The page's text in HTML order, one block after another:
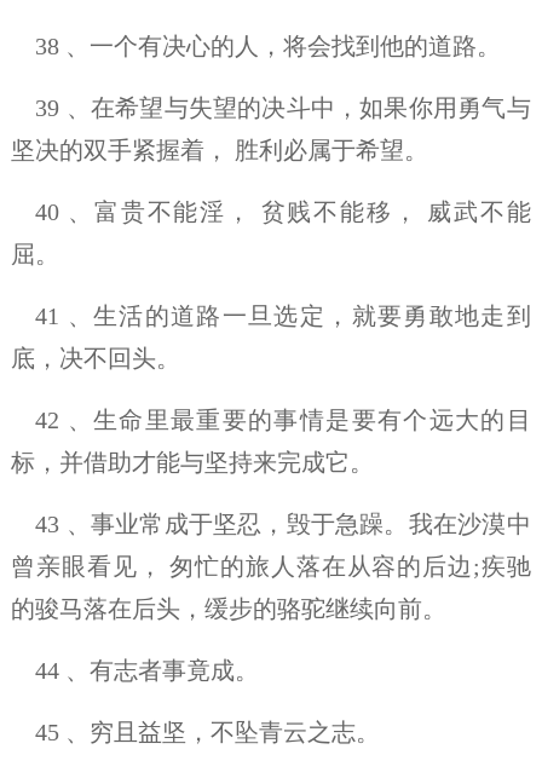
38 、一个有决心的人，将会找到他的道路。
39 、在希望与失望的决斗中，如果你用勇气与
坚决的双手紧握着， 胜利必属于希望。
40 、富贵不能淫， 贫贱不能移， 威武不能
屈。
41 、生活的道路一旦选定，就要勇敢地走到
底，决不回头。
42 、生命里最重要的事情是要有个远大的目
标，并借助才能与坚持来完成它。
43 、事业常成于坚忍，毁于急躁。我在沙漠中
曾亲眼看见， 匆忙的旅人落在从容的后边;疾驰
的骏马落在后头，缓步的骆驼继续向前。
44 、有志者事竟成。
45 、穷且益坚，不坠青云之志。